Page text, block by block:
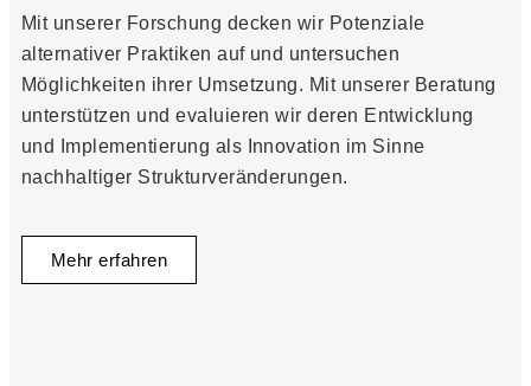
Mit unserer Forschung decken wir Potenziale
alternativer Praktiken auf und untersuchen
Möglichkeiten ihrer Umsetzung. Mit unserer Beratung
unterstützen und evaluieren wir deren Entwicklung
und Implementierung als Innovation im Sinne
nachhaltiger Strukturveränderungen.
Mehr erfahren